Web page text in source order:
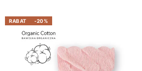
RABAT -20%